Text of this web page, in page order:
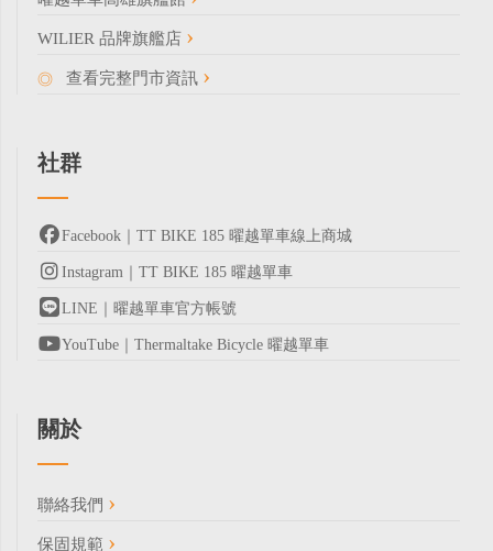
WILIER 品牌旗艦店
查看完整門市資訊
社群
Facebook｜TT BIKE 185 曜越單車線上商城
Instagram｜TT BIKE 185 曜越單車
LINE｜曜越單車官方帳號
YouTube｜Thermaltake Bicycle 曜越單車
關於
聯絡我們
保固規範